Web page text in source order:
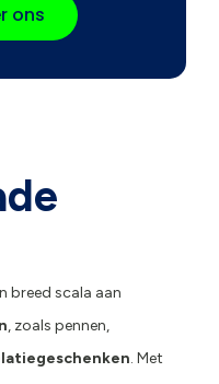
ons
breed scala aan
, zoals pennen,
. Met